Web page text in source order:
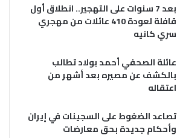
بعد 7 سنوات على التهجير.. انطلاق أول
قافلة لعودة 410 عائلات من مهجري
سري كانيه
عائلة الصحفي أحمد بولاد تطالب
بالكشف عن مصيره بعد أشهر من
اعتقاله
تصاعد الضغوط على السجينات في إيران
وأحكام جديدة بحق معارضات